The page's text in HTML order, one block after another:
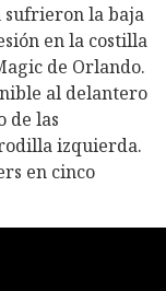
sufrieron la baja
en la costilla
de Orlando.
al delantero
de las
izquierda.
en cinco